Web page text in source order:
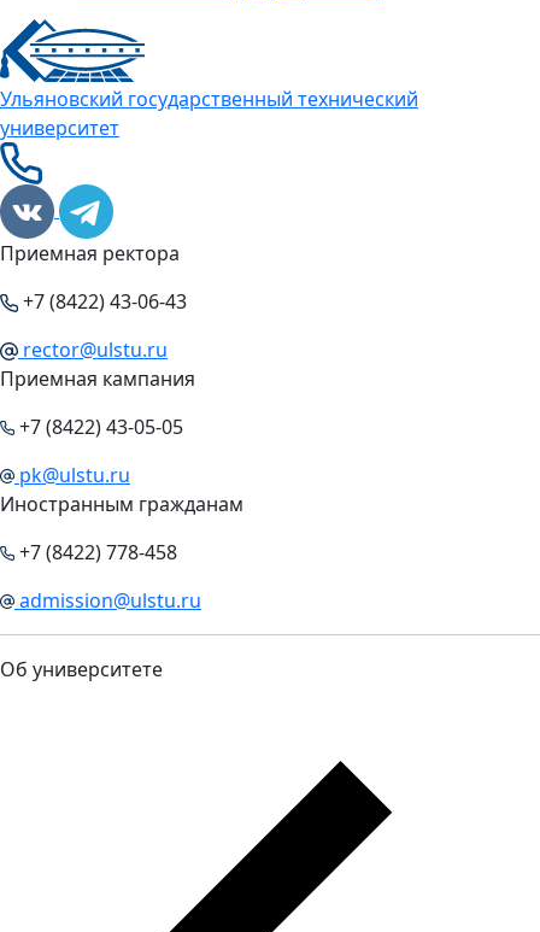
Ульяновский государственный технический
университет
Приемная ректора
+7 (8422) 43-06-43
rector@ulstu.ru
Приемная кампания
+7 (8422) 43-05-05
pk@ulstu.ru
Иностранным гражданам
+7 (8422) 778-458
admission@ulstu.ru
Об университете